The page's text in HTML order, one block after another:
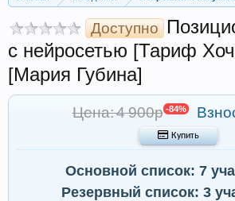
Доступно
с нейросетью [Тариф
[Мария Губина]
Цена: 4 900р -84%
 Купить
Основной список: 7
Резервный список: 3